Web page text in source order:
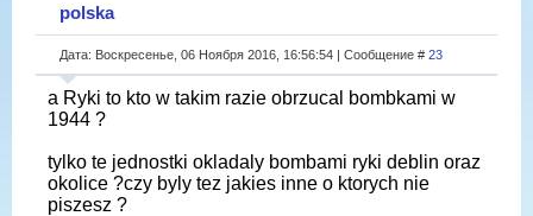
polska
Дата: Воскресенье, 06 Ноября 2016, 16:56:54 | Сообщение # 23
a Ryki to kto w takim razie obrzucal bombkami w
1944 ?
tylko te jednostki okladaly bombami ryki deblin oraz
okolice ?czy byly tez jakies inne o ktorych nie
piszesz ?